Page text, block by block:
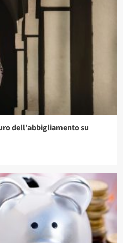
dell’abbigliamento su